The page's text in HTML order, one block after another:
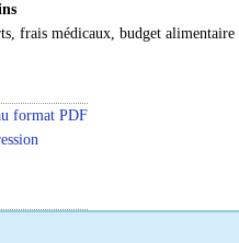
frais médicaux, budget alimentaire